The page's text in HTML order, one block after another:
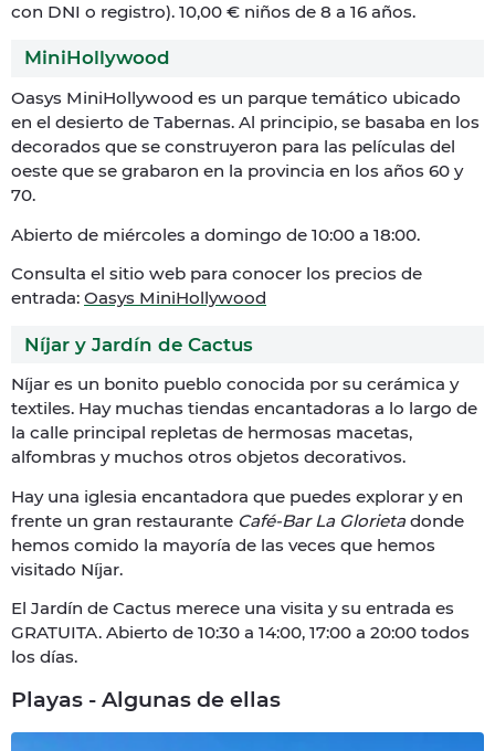
con DNI o registro). 10,00 € niños de 8 a 16 años.
MiniHollywood
Oasys MiniHollywood es un parque temático ubicado
en el desierto de Tabernas. Al principio, se basaba en los
decorados que se construyeron para las películas del
oeste que se grabaron en la provincia en los años 60 y
70.
Abierto de miércoles a domingo de 10:00 a 18:00.
Consulta el sitio web para conocer los precios de
entrada: Oasys MiniHollywood
Níjar y Jardín de Cactus
Níjar es un bonito pueblo conocida por su cerámica y
textiles. Hay muchas tiendas encantadoras a lo largo de
la calle principal repletas de hermosas macetas,
alfombras y muchos otros objetos decorativos.
Hay una iglesia encantadora que puedes explorar y en
frente un gran restaurante Café-Bar La Glorieta donde
hemos comido la mayoría de las veces que hemos
visitado Níjar.
El Jardín de Cactus merece una visita y su entrada es
GRATUITA. Abierto de 10:30 a 14:00, 17:00 a 20:00 todos
los días.
Playas - Algunas de ellas